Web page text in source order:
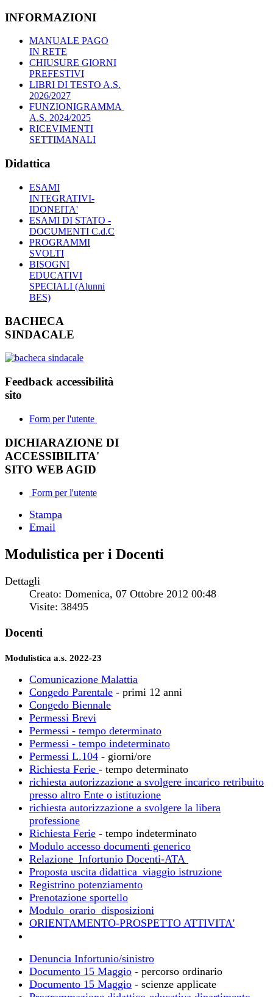
INFORMAZIONI
MANUALE PAGO
IN RETE
CHIUSURE GIORNI
PREFESTIVI
LIBRI DI TESTO A.S.
2026/2027
FUNZIONIGRAMMA
A.S. 2024/2025
RICEVIMENTI
SETTIMANALI
Didattica
ESAMI
INTEGRATIVI-
IDONEITA'
ESAMI DI STATO -
DOCUMENTI C.d.C
PROGRAMMI
SVOLTI
BISOGNI
EDUCATIVI
SPECIALI (Alunni
BES)
BACHECA
SINDACALE
Feedback accessibilità
sito
Form per l'utente
DICHIARAZIONE DI
ACCESSIBILITA'
SITO WEB AGID
Form per l'utente
Stampa
Email
Modulistica per i Docenti
Dettagli
Creato: Domenica, 07 Ottobre 2012 00:48
Visite: 38495
Docenti
Modulistica a.s. 2022-23
Comunicazione Malattia
Congedo Parentale - primi 12 anni
Congedo Biennale
Permessi Brevi
Permessi - tempo determinato
Permessi - tempo indeterminato
Permessi L.104 - giorni/ore
Richiesta Ferie - tempo determinato
richiesta autorizzazione a svolgere incarico retribuito
presso altro Ente o istituzione
richiesta autorizzazione a svolgere la libera
professione
Richiesta Ferie - tempo indeterminato
Modulo accesso documenti generico
Relazione_Infortunio Docenti-ATA
Proposta uscita didattica_viaggio istruzione
Registrino potenziamento
Prenotazione sportello
Modulo_orario_disposizioni
ORIENTAMENTO-PROSPETTO ATTIVITA'
Denuncia Infortunio/sinistro
Documento 15 Maggio - percorso ordinario
Documento 15 Maggio - scienze applicate